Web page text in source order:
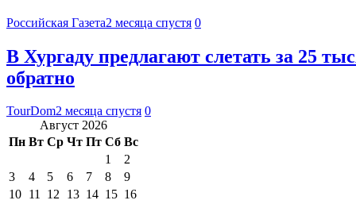
Российская Газета2 месяца спустя 0
В Хургаду предлагают слетать за 25
обратно
TourDom2 месяца спустя 0
Август 2026
Пн Вт Ср Чт Пт Сб Вс
1
2
3
4 5 6 7 8
9
10 11 12 13 14 15 16